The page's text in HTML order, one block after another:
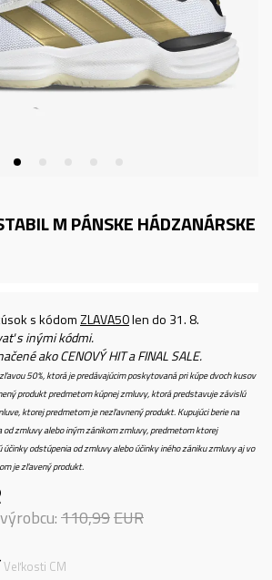
MPÁNSKE HÁDZANÁRSKE
s kódomZLAVA50len do 31. 8.
s inými kódmi.
ako CENOVÝ HIT a FINAL SALE.
50%, ktorá je predávajúcim poskytovaná pri kúpe dvoch kusov
produkt predmetom kúpnej zmluvy, ktorá predstavuje závislú
ktorej predmetom je nezľavnený produkt. Kupujúci berie na
od zmluvy alebo iným zánikom zmluvy, predmetom ktorej
odstúpenia od zmluvy alebo účinky iného zániku zmluvy aj vo
je zľavený produkt.
110,99EUR
Veľkosti CM